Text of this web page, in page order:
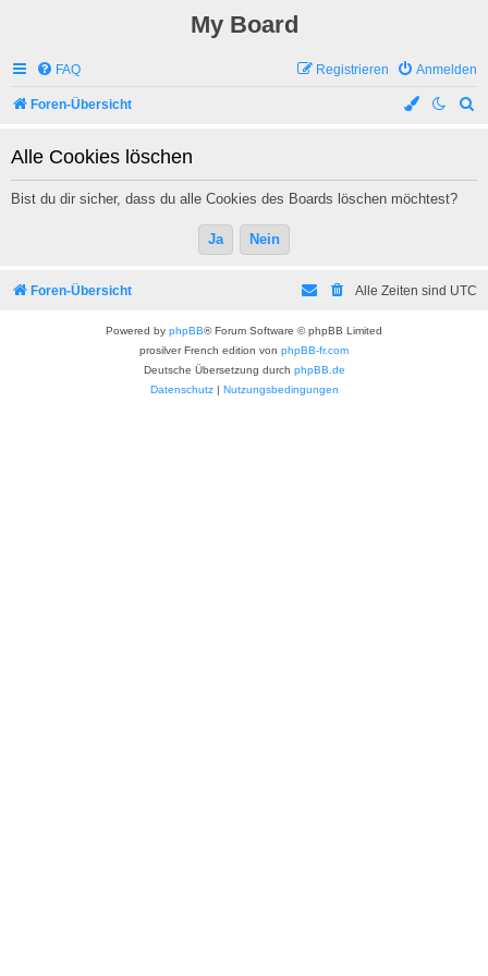
My Board
FAQ Anmelden
Registrieren
Foren-Übersicht
Alle Cookies löschen
Bist du dir sicher, dass du alle Cookies des Boards löschen möchtest?
Foren-Übersicht Alle Zeiten sind UTC
Powered by phpBB® Forum Software © phpBB Limited
prosilver French edition von phpBB-fr.com
Deutsche Übersetzung durch phpBB.de
Datenschutz| Nutzungsbedingungen